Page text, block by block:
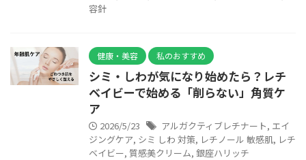
容針
健康・美容 私のおすすめ
シミ・しわが気になり始めたら？レチ
ベイビーで始める「削らない」角質ケ
ア
2026/5/23 アルガクティブレチナート, エイ
ジングケア, シミ しわ 対策, レチノール 敏感肌, レチ
ベイビー, 質感美クリーム, 銀座ハリッチ